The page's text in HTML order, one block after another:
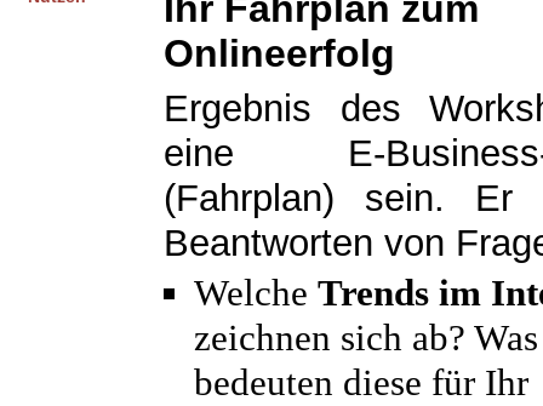
Onlineerfolg
Ergebnis des
eine E-Business-
(Fahrplan) sein. Er
Beantworten von
Welche Trends im
zeichnen sich ab? Was
bedeuten diese für Ihr